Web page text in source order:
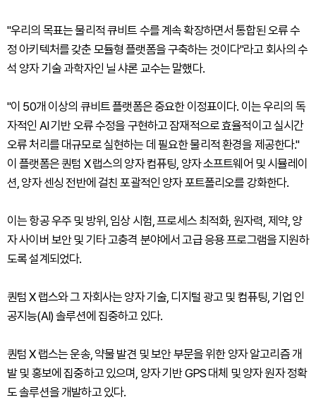
"우리의 목표는 물리적 큐비트 수를 계속 확장하면서 통합된 오류 수
정 아키텍처를 갖춘 모듈형 플랫폼을 구축하는 것이다"라고 회사의 수
석 양자 기술 과학자인 닐 샤론 교수는 말했다.
"이 50개 이상의 큐비트 플랫폼은 중요한 이정표이다. 이는 우리의 독
자적인 AI 기반 오류 수정을 구현하고 잠재적으로 효율적이고 실시간
오류 처리를 대규모로 실현하는 데 필요한 물리적 환경을 제공한다."
이 플랫폼은 퀀텀 X 랩스의 양자 컴퓨팅, 양자 소프트웨어 및 시뮬레이
션, 양자 센싱 전반에 걸친 포괄적인 양자 포트폴리오를 강화한다.
이는 항공 우주 및 방위, 임상 시험, 프로세스 최적화, 원자력, 제약, 양
자 사이버 보안 및 기타 고충격 분야에서 고급 응용 프로그램을 지원하
도록 설계되었다.
퀀텀 X 랩스와 그 자회사는 양자 기술, 디지털 광고 및 컴퓨팅, 기업 인
공지능(AI) 솔루션에 집중하고 있다.
퀀텀 X 랩스는 운송, 약물 발견 및 보안 부문을 위한 양자 알고리즘 개
발 및 홍보에 집중하고 있으며, 양자 기반 GPS 대체 및 양자 원자 정확
도 솔루션을 개발하고 있다.